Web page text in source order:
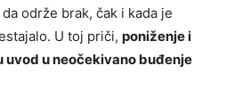
održe brak, čak i kada je
U toj priči, poniženje i
uvod u neočekivano buđenje